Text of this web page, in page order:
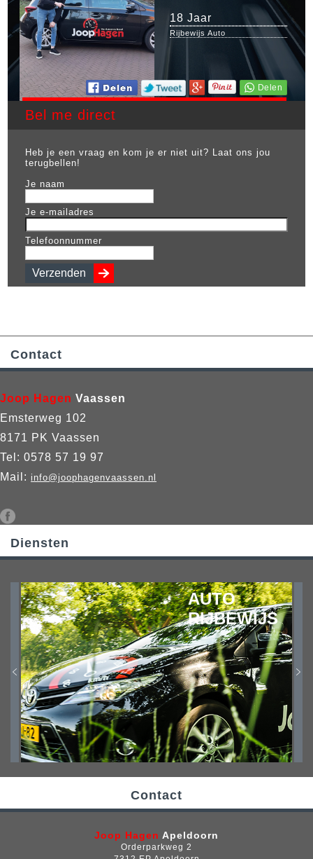
18 Jaar
Rijbewijs Auto
Bel me direct
Heb je een vraag en kom je er niet uit? Laat ons jou
terugbellen!
Je naam
Je e-mailadres
Telefoonnummer
Contact
Joop Hagen Vaassen
Emsterweg 102
8171 PK Vaassen
Tel: 0578 57 19 97
Mail: info@joophagenvaassen.nl
Diensten
AUTO
RIJBEWIJS
Contact
Joop Hagen Apeldoorn
Orderparkweg 2